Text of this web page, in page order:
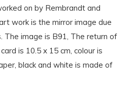
on by Rembrandt and
work is the mirror image due
The image is B91, The return of
is 10.5 x 15 cm, colour is
black and white is made of